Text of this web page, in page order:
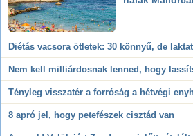
8 apró jel, hogy petefészek cisztád van